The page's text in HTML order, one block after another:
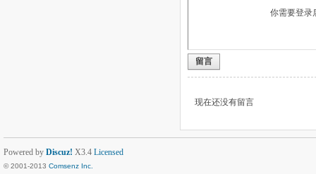
你需要登录
留言
现在还没有留言
Powered by Discuz! X3.4 Licensed
© 2001-2013 Comsenz Inc.